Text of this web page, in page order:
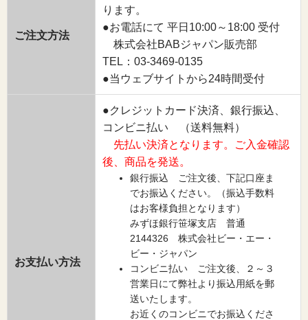
ご注文方法
ります。
●お電話にて 平日10:00～18:00 受付
株式会社BABジャパン販売部
TEL：03-3469-0135
●当ウェブサイトから24時間受付
お支払い方法
●クレジットカード決済、銀行振込、
コンビニ払い （送料無料）
先払い決済となります。ご入金確認
後、商品を発送。
銀行振込 ご注文後、下記口座ま
でお振込ください。（振込手数料
はお客様負担となります）
みずほ銀行笹塚支店 普通
2144326 株式会社ビー・エー・
ビー・ジャパン
コンビニ払い ご注文後、２～３
営業日にて弊社より振込用紙を郵
送いたします。
お近くのコンビニでお振込くださ